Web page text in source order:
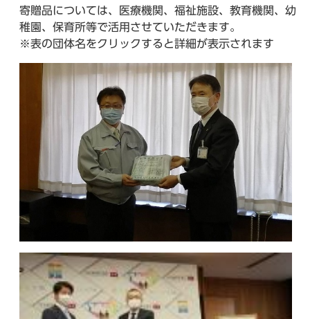
寄贈品については、医療機関、福祉施設、教育機関、幼
稚園、保育所等で活用させていただきます。
※表の団体名をクリックすると詳細が表示されます